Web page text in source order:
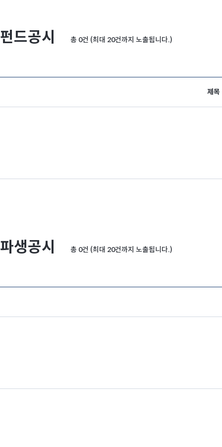
펀드공시 총 0건 (최대 20건까지 노출됩니다.)
제목
파생공시 총 0건 (최대 20건까지 노출됩니다.)